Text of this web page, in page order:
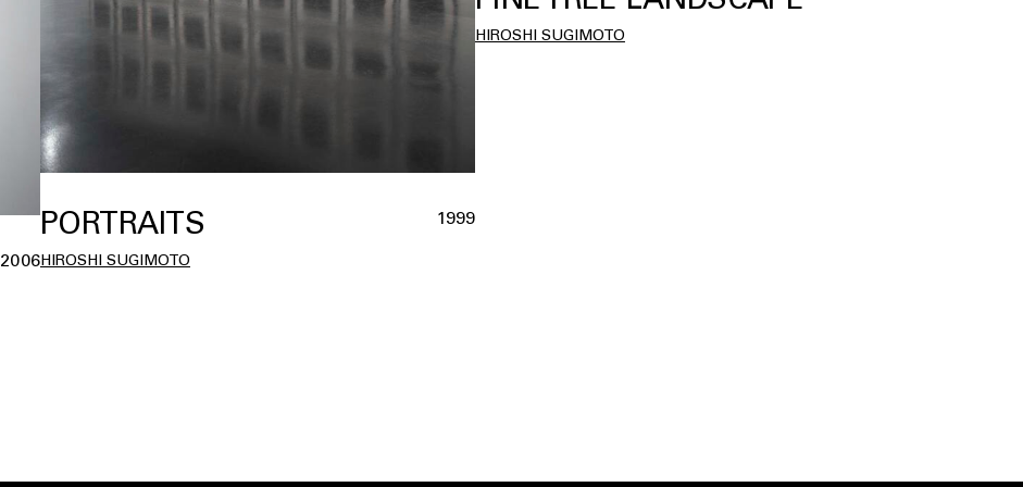
2006
PORTRAITS 1999
HIROSHI SUGIMOTO
HIROSHI SUGIMOTO